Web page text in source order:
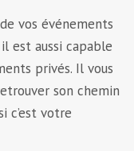
vos événements
est aussi capable
privés. Il vous
son chemin
c’est votre